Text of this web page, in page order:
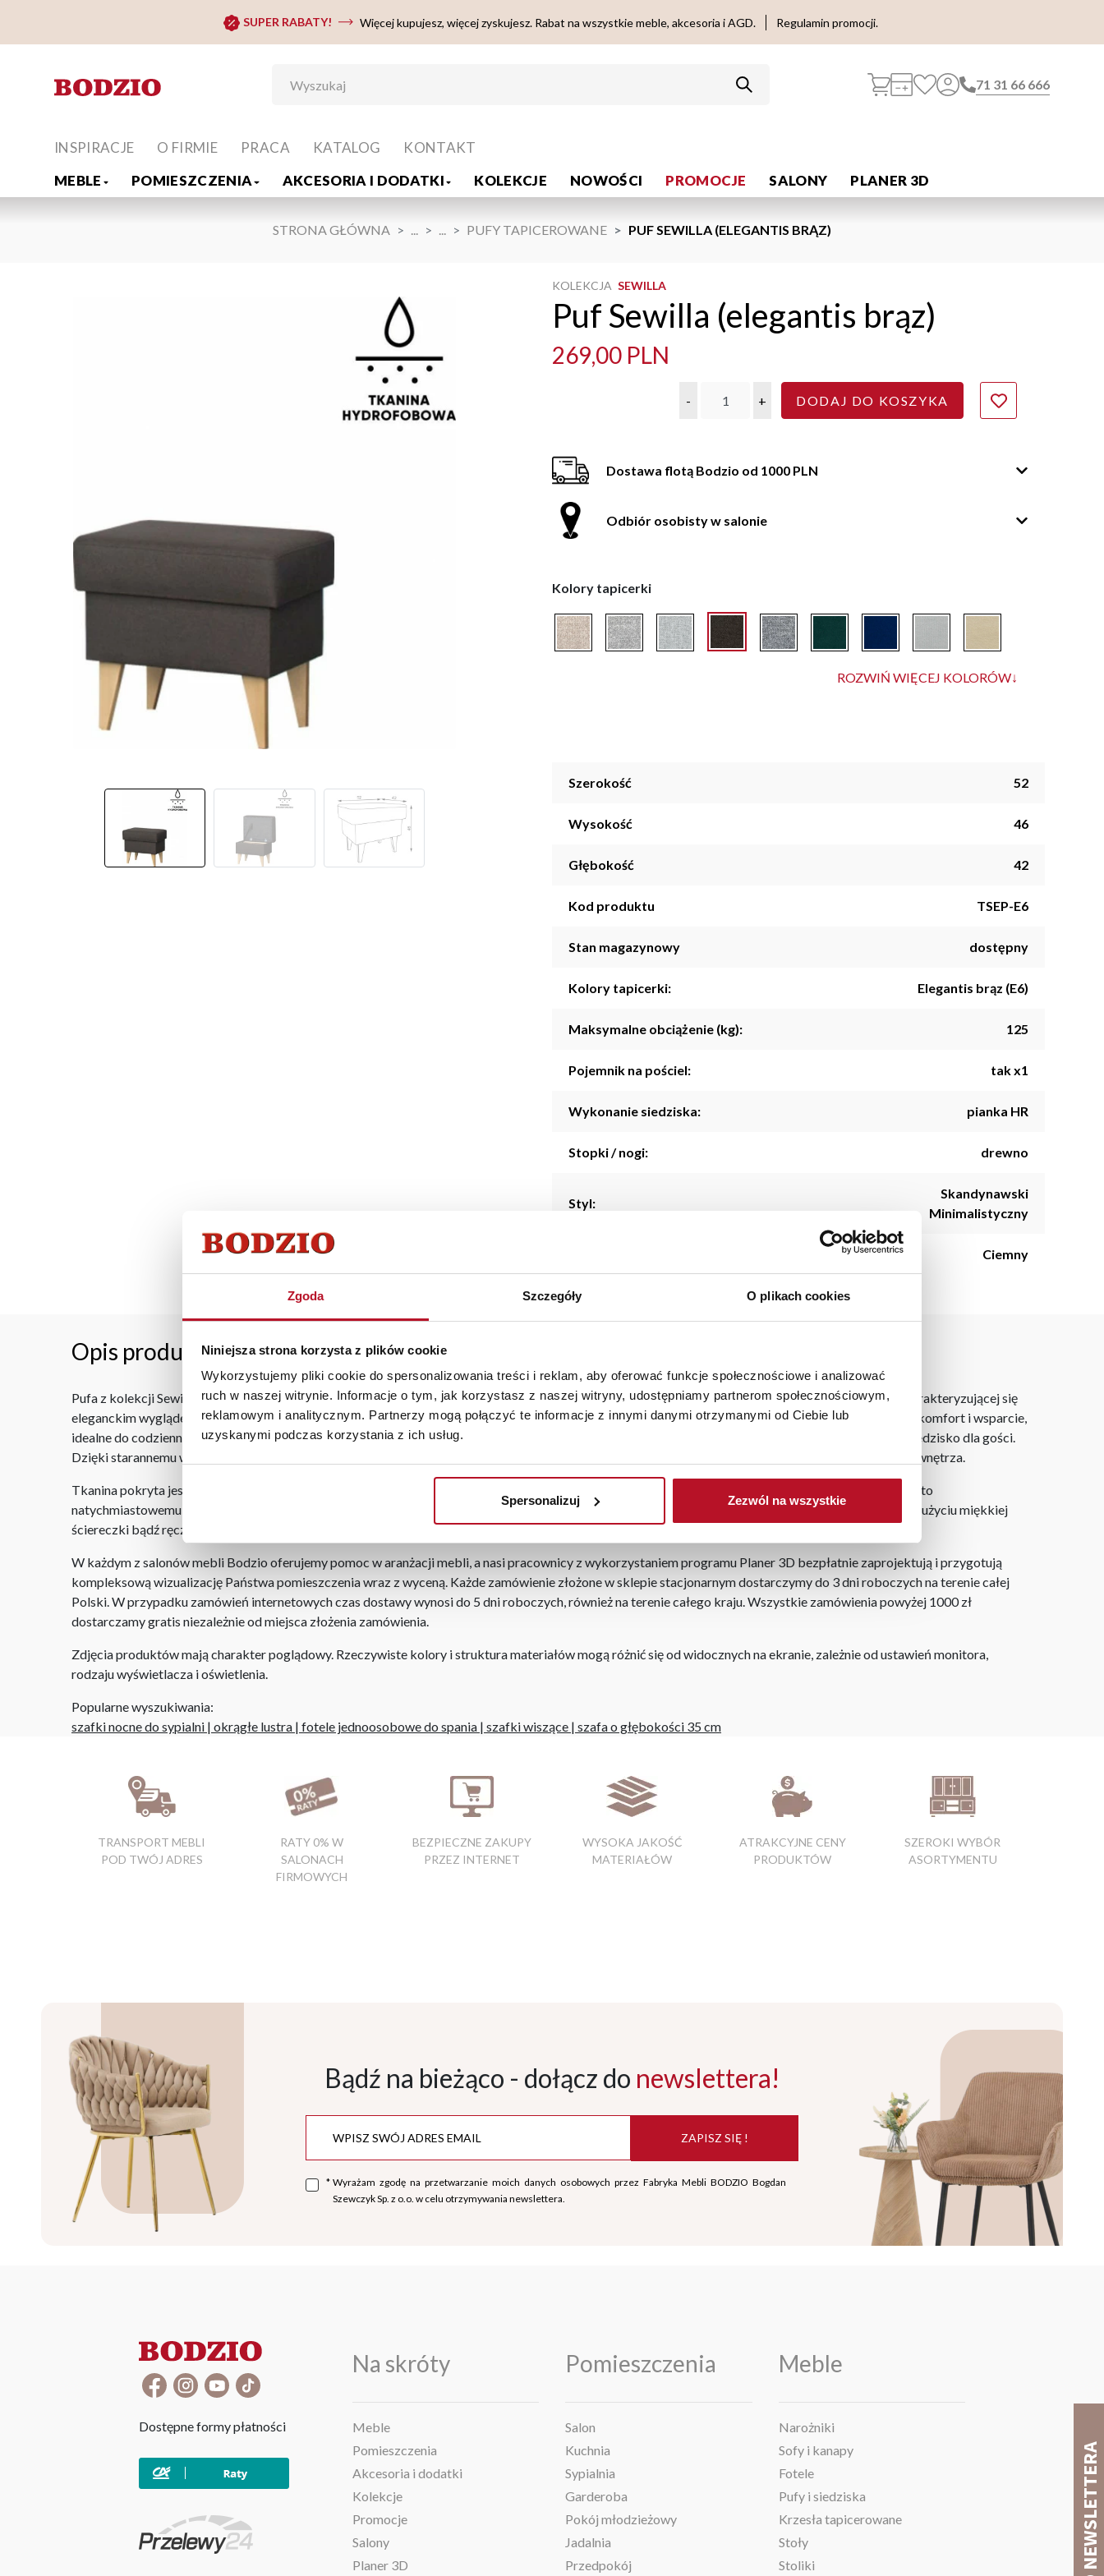
Zgoda Szczegóły O plikach cookies
Niniejsza strona korzysta z plików cookie
Wykorzystujemy pliki cookie do spersonalizowania treści i reklam, aby oferować funkcje społecznościowe i analizować
ruch w naszej witrynie. Informacje o tym, jak korzystasz z naszej witryny, udostępniamy partnerom społecznościowym,
reklamowym i analitycznym. Partnerzy mogą połączyć te informacje z innymi danymi otrzymanymi od Ciebie lub
uzyskanymi podczas korzystania z ich usług.
Spersonalizuj Zezwól na wszystkie
SUPER RABATY! Więcej kupujesz, więcej zyskujesz. Rabat na wszystkie meble, akcesoria i AGD. Regulamin promocji.
71 31 66 666
MEBLE POMIESZCZENIA AKCESORIA I DODATKI KOLEKCJE NOWOŚCI PROMOCJE SALONY PLANER 3D
INSPIRACJE O FIRMIE PRACA KATALOG KONTAKT
STRONA GŁÓWNA ... ... PUFY TAPICEROWANE PUF SEWILLA (ELEGANTIS BRĄZ)
KOLEKCJA SEWILLA
Puf Sewilla (elegantis brąz)
269,00 PLN
- + DODAJ DO KOSZYKA
Dostawa flotą Bodzio od 1000 PLN
Odbiór osobisty w salonie
Kolory tapicerki
ROZWIŃ WIĘCEJ KOLORÓW↓
Szerokość 52
Wysokość 46
Głębokość 42
Kod produktu TSEP-E6
Stan magazynowy dostępny
Kolory tapicerki: Elegantis brąz (E6)
Maksymalne obciążenie (kg): 125
Pojemnik na pościel: tak x1
Wykonanie siedziska: pianka HR
Stopki / nogi: drewno
Styl:
Skandynawski
Minimalistyczny
Ciemny
Opis produktu
Pufa z kolekcji Sewilla w materiale Elegantis to stylowy i nowoczesny dodatek do każdego wnętrza. Wykonana z wysokiej jakości tkaniny Elegantis, charakteryzującej się
eleganckim wyglądem, wprowadza do pomieszczeń subtelny akcent luksusu. Siedzisko wypełnione wysokoelastyczną pianką HR zapewnia wyjątkowy komfort i wsparcie,
idealne do codziennego użytku. Pufa świetnie sprawdzi się zarówno w salonie, jak i sypialni, oferując wygodne miejsce do odpoczynku lub dodatkowe siedzisko dla gości.
Dzięki starannemu wykonaniu i nowoczesnemu designowi, pufa Sewilla w materiale Elegantis będzie estetycznym i funkcjonalnym elementem Twojego wnętrza.
Tkanina pokryta jest specjalną warstwą ochronną, tworzącą hydrofobową powłokę zabezpieczającą przed szybkim przesiąkaniem płynów. Zapobiega to
natychmiastowemu absorbowaniu wody przez tkaninę, sprawiając że ciecz skrapla się na powierzchni materiału. Dzięki temu mamy czas na to, aby przy użyciu miękkiej
ściereczki bądź ręcznika papierowego, delikatnie odsączyć rozlany płyn.
W każdym z salonów mebli Bodzio oferujemy pomoc w aranżacji mebli, a nasi pracownicy z wykorzystaniem programu Planer 3D bezpłatnie zaprojektują i przygotują
kompleksową wizualizację Państwa pomieszczenia wraz z wyceną. Każde zamówienie złożone w sklepie stacjonarnym dostarczymy do 3 dni roboczych na terenie całej
Polski. W przypadku zamówień internetowych czas dostawy wynosi do 5 dni roboczych, również na terenie całego kraju. Wszystkie zamówienia powyżej 1000 zł
dostarczamy gratis niezależnie od miejsca złożenia zamówienia.
Zdjęcia produktów mają charakter poglądowy. Rzeczywiste kolory i struktura materiałów mogą różnić się od widocznych na ekranie, zależnie od ustawień monitora,
rodzaju wyświetlacza i oświetlenia.
Popularne wyszukiwania:
szafki nocne do sypialni | okrągłe lustra | fotele jednoosobowe do spania | szafki wiszące | szafa o głębokości 35 cm
TRANSPORT MEBLI
POD TWÓJ ADRES
RATY 0% W
SALONACH
FIRMOWYCH
BEZPIECZNE ZAKUPY
PRZEZ INTERNET
WYSOKA JAKOŚĆ
MATERIAŁÓW
ATRAKCYJNE CENY
PRODUKTÓW
SZEROKI WYBÓR
ASORTYMENTU
Bądź na bieżąco - dołącz do newslettera!
ZAPISZ SIĘ !
* Wyrażam zgodę na przetwarzanie moich danych osobowych przez Fabryka Mebli BODZIO Bogdan
Szewczyk Sp. z o.o. w celu otrzymywania newslettera.
Dostępne formy płatności
Na skróty
Meble
Pomieszczenia
Akcesoria i dodatki
Kolekcje
Promocje
Salony
Planer 3D
Pomieszczenia
Salon
Kuchnia
Sypialnia
Garderoba
Pokój młodzieżowy
Jadalnia
Przedpokój
Meble
Narożniki
Sofy i kanapy
Fotele
Pufy i siedziska
Krzesła tapicerowane
Stoły
Stoliki